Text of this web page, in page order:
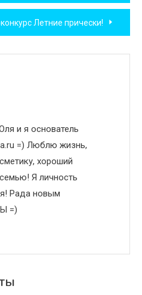
Летние прически!
и я основатель
=) Люблю жизнь,
хороший
Я личность
Рада новым
=)